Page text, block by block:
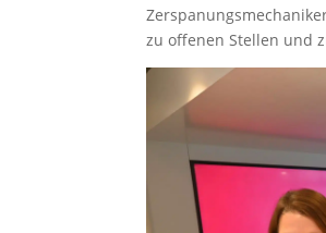
zu offenen Stellen und